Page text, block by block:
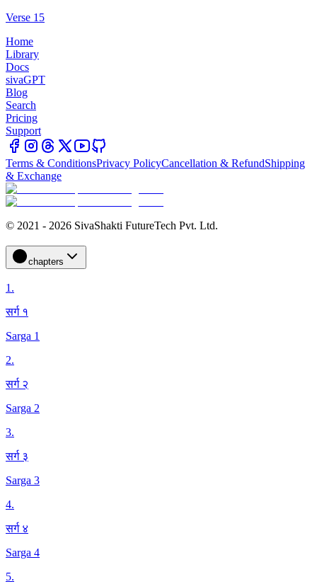
Verse 15
Home
Library
Docs
sivaGPT
Blog
Search
Pricing
Support
Terms & ConditionsPrivacy PolicyCancellation & RefundShipping
& Exchange
© 2021 - 2026 SivaShakti FutureTech Pvt. Ltd.
chapters
1.
सर्ग १
Sarga 1
2.
सर्ग २
Sarga 2
3.
सर्ग ३
Sarga 3
4.
सर्ग ४
Sarga 4
5.